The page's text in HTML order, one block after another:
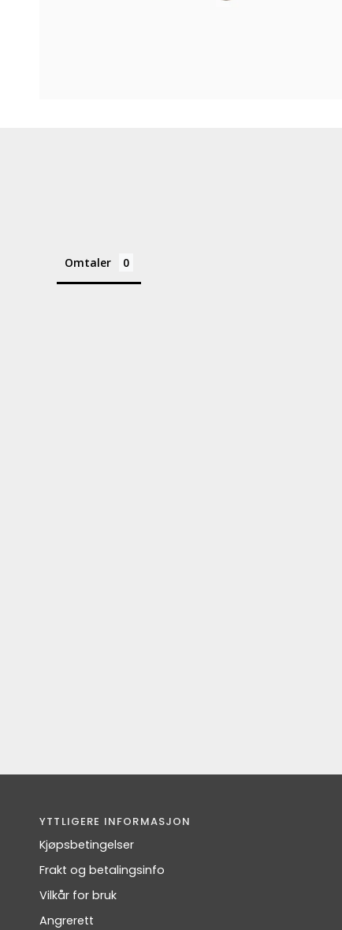
Omtaler
YTTLIGERE INFORMASJON
Kjøpsbetingelser
Frakt og betalingsinfo
Vilkår for bruk
Angrerett